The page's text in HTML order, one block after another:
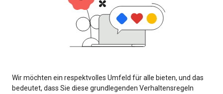
Wir möchten ein respektvolles Umfeld für alle bieten, und das
bedeutet, dass Sie diese grundlegenden Verhaltensregeln